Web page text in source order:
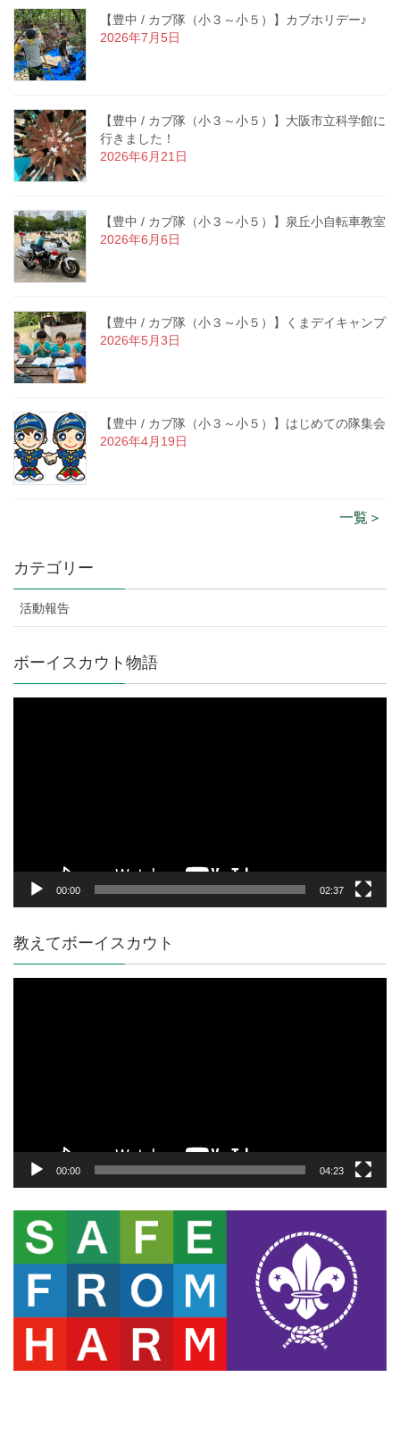
【豊中 / カブ隊（小３～小５）】カブホリデー♪
2026年7月5日
【豊中 / カブ隊（小３～小５）】大阪市立科学館に
行きました！
2026年6月21日
【豊中 / カブ隊（小３～小５）】泉丘小自転車教室
2026年6月6日
【豊中 / カブ隊（小３～小５）】くまデイキャンプ
2026年5月3日
【豊中 / カブ隊（小３～小５）】はじめての隊集会
2026年4月19日
一覧＞
カテゴリー
活動報告
ボーイスカウト物語
00:00 02:37
教えてボーイスカウト
00:00 04:23